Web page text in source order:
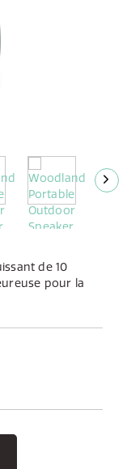
de 10
pour la
à la poussière
facilement à
avec 6